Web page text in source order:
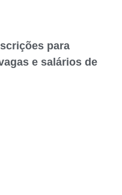
para
e salários de